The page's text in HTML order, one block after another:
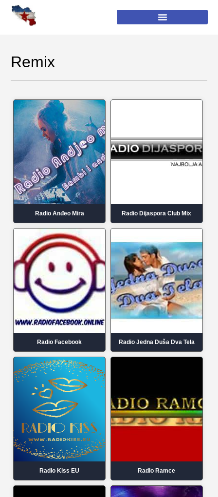
Remix
Radio Anđeo Mira Radio Dijaspora Club Mix
Radio Facebook Radio Jedna Duša Dva Tela
Radio Kiss EU Radio Ramce